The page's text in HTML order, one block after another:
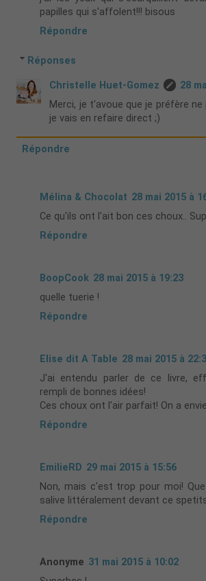
papilles qui s'affolent!!! bisous
Répondre
Réponses
Christelle Huet-Gomez
28
Merci, je t'avoue que je préfère
je vais en refaire direct ;)
Répondre
Mélina & Chocolat 28 mai 2015 à
Ce qu'ils ont l'ait bon ces choux..
Répondre
BoopCook 28 mai 2015 à 19:23
quelle tuerie !
Répondre
Elise dit A Table 28 mai 2015 à
J'ai entendu parler de ce livre,
rempli de bonnes idées!
Ces choux ont l'air parfait! On a
Répondre
EmilieRD 29 mai 2015 à 15:56
Non, mais c'est trop pour moi!
salive littéralement devant ce
Répondre
Anonyme 31 mai 2015 à 10:02